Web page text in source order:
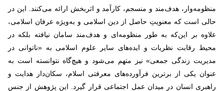
منظومه‌وار، هدف‌مند و منسجم، کارآمد و اثربخش ارائه می‌کنند. این در
حالی است که معنویتِ حاصل از دین اسلامی و به‌ویژه عرفان اسلامی،
علاوه بر این‌که به طور منظومه‌ای و هدف‌مند سامان نیافته بلکه در
محیط رقابت نظریات و ایده‌های سایر علوم اسلامی به «ناتوانی در
مدیریت زندگی جمعی» نیز متهم می‌شود و هیچ‌گاه نتوانسته است به
عنوان یکی از برترین فرآورده‌های معرفتی اسلام، سکان‌دار هدایت و
راهبری انسان در میدان عمل اجتماعی قرار گیرد. این پژوهش از جنس